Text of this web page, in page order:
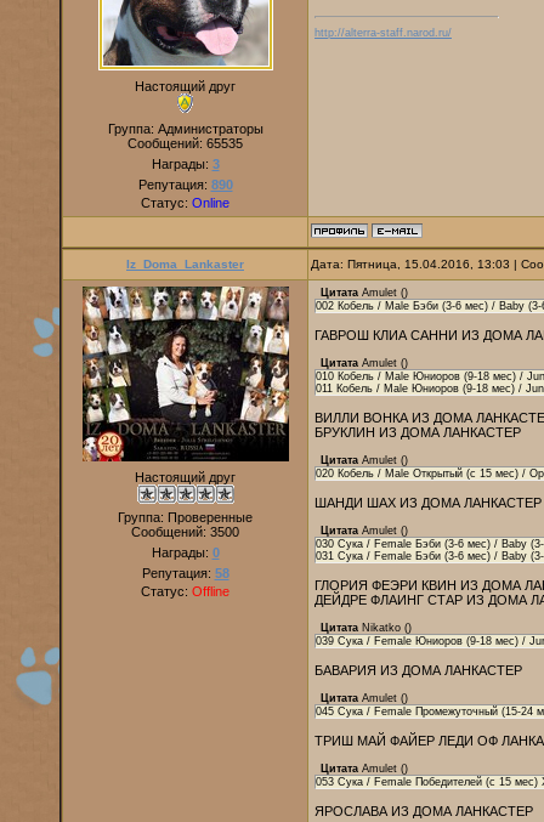
Настоящий друг
Группа: Администраторы
Сообщений: 65535
Награды: 3
Репутация: 890
Статус: Online
http://alterra-staff.narod.ru/
Iz_Doma_Lankaster Дата: Пятница, 15.04.2016, 13:03 |
Настоящий друг
Группа: Проверенные
Сообщений: 3500
Награды: 0
Репутация: 58
Статус: Offline
Цитата Amulet ()
002 Кобель / Male Бэби (3-6 мес) / Baby
ГАВРОШ КЛИА САННИ ИЗ ДОМА
Цитата Amulet ()
010 Кобель / Male Юниоров (9-18 мес) /
011 Кобель / Male Юниоров (9-18 мес) /
ВИЛЛИ ВОНКА ИЗ ДОМА
БРУКЛИН ИЗ ДОМА ЛАНКАСТЕР
Цитата Amulet ()
020 Кобель / Male Открытый (с 15 мес) /
ШАНДИ ШАХ ИЗ ДОМА ЛАНКАСТЕР
Цитата Amulet ()
030 Сука / Female Бэби (3-6 мес) / Baby
031 Сука / Female Бэби (3-6 мес) / Baby
ГЛОРИЯ ФЕЭРИ КВИН ИЗ ДОМА
ДЕЙДРЕ ФЛАИНГ СТАР ИЗ ДОМА
Цитата Nikatko ()
039 Сука / Female Юниоров (9-18 мес) /
БАВАРИЯ ИЗ ДОМА ЛАНКАСТЕР
Цитата Amulet ()
045 Сука / Female Промежуточный (15-24
ТРИШ МАЙ ФАЙЕР ЛЕДИ ОФ
Цитата Amulet ()
053 Сука / Female Победителей (с 15 мес)
ЯРОСЛАВА ИЗ ДОМА ЛАНКАСТЕР